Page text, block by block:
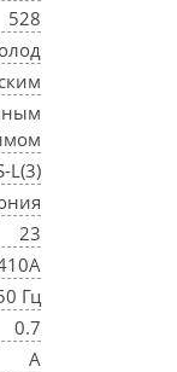
528
L(3)
23
Гц
0.7
A